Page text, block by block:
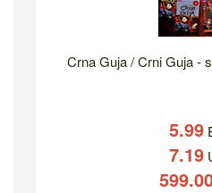
Crna Guja / Crni Guja -
5.99
7.19